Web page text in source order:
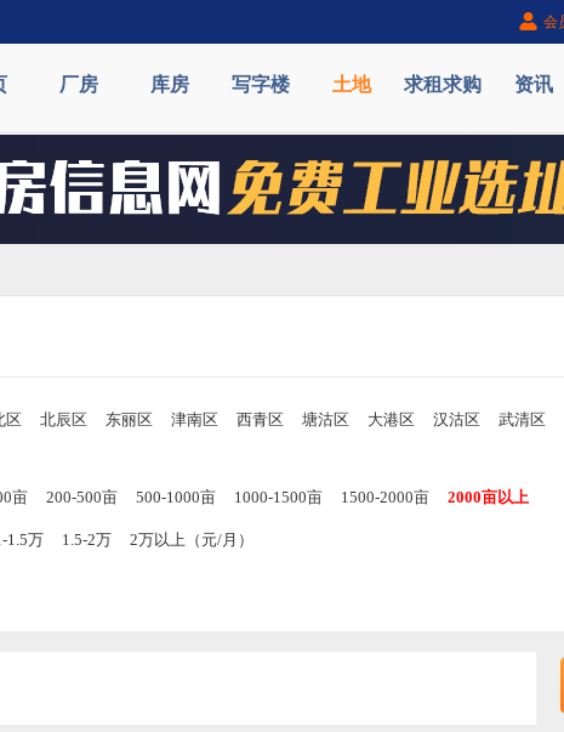
会
厂房 库房 写字楼 土地 求租求购 资讯
区 北辰区 东丽区 津南区 西青区 塘沽区 大港区 汉沽区 武清区
亩 200-500亩 500-1000亩 1000-1500亩 1500-2000亩 2000亩以上
1.5万 1.5-2万 2万以上（元/月）